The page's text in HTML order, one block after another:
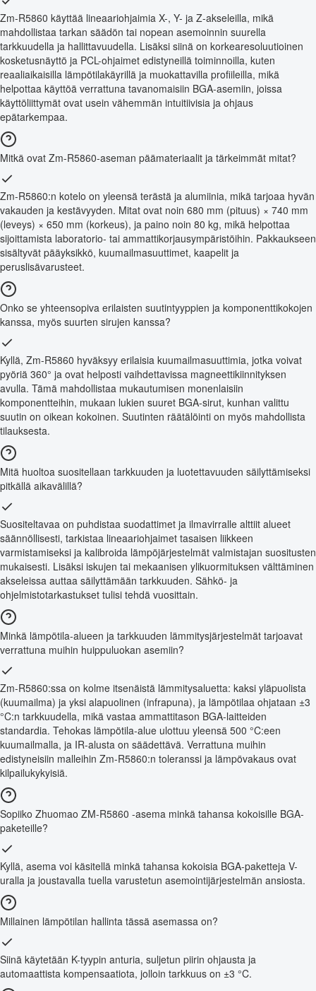
Zm-R5860 käyttää lineaariohjaimia X-, Y- ja Z-akseleilla, mikä
mahdollistaa tarkan säädön tai nopean asemoinnin suurella
tarkkuudella ja hallittavuudella. Lisäksi siinä on korkearesoluutioinen
kosketusnäyttö ja PCL-ohjaimet edistyneillä toiminnoilla, kuten
reaaliaikaisilla lämpötilakäyrillä ja muokattavilla profiileilla, mikä
helpottaa käyttöä verrattuna tavanomaisiin BGA-asemiin, joissa
käyttöliittymät ovat usein vähemmän intuitiivisia ja ohjaus
epätarkempaa.
Mitkä ovat Zm-R5860-aseman päämateriaalit ja tärkeimmät mitat?
Zm-R5860:n kotelo on yleensä terästä ja alumiinia, mikä tarjoaa hyvän
vakauden ja kestävyyden. Mitat ovat noin 680 mm (pituus) × 740 mm
(leveys) × 650 mm (korkeus), ja paino noin 80 kg, mikä helpottaa
sijoittamista laboratorio- tai ammattikorjausympäristöihin. Pakkaukseen
sisältyvät pääyksikkö, kuumailmasuuttimet, kaapelit ja
peruslisävarusteet.
Onko se yhteensopiva erilaisten suutintyyppien ja komponenttikokojen
kanssa, myös suurten sirujen kanssa?
Kyllä, Zm-R5860 hyväksyy erilaisia kuumailmasuuttimia, jotka voivat
pyöriä 360° ja ovat helposti vaihdettavissa magneettikiinnityksen
avulla. Tämä mahdollistaa mukautumisen monenlaisiin
komponentteihin, mukaan lukien suuret BGA-sirut, kunhan valittu
suutin on oikean kokoinen. Suutinten räätälöinti on myös mahdollista
tilauksesta.
Mitä huoltoa suositellaan tarkkuuden ja luotettavuuden säilyttämiseksi
pitkällä aikavälillä?
Suositeltavaa on puhdistaa suodattimet ja ilmavirralle alttiit alueet
säännöllisesti, tarkistaa lineaariohjaimet tasaisen liikkeen
varmistamiseksi ja kalibroida lämpöjärjestelmät valmistajan suositusten
mukaisesti. Lisäksi iskujen tai mekaanisen ylikuormituksen välttäminen
akseleissa auttaa säilyttämään tarkkuuden. Sähkö- ja
ohjelmistotarkastukset tulisi tehdä vuosittain.
Minkä lämpötila-alueen ja tarkkuuden lämmitysjärjestelmät tarjoavat
verrattuna muihin huippuluokan asemiin?
Zm-R5860:ssa on kolme itsenäistä lämmitysaluetta: kaksi yläpuolista
(kuumailma) ja yksi alapuolinen (infrapuna), ja lämpötilaa ohjataan ±3
°C:n tarkkuudella, mikä vastaa ammattitason BGA-laitteiden
standardia. Tehokas lämpötila-alue ulottuu yleensä 500 °C:een
kuumailmalla, ja IR-alusta on säädettävä. Verrattuna muihin
edistyneisiin malleihin Zm-R5860:n toleranssi ja lämpövakaus ovat
kilpailukykyisiä.
Sopiiko Zhuomao ZM-R5860 -asema minkä tahansa kokoisille BGA-
paketeille?
Kyllä, asema voi käsitellä minkä tahansa kokoisia BGA-paketteja V-
uralla ja joustavalla tuella varustetun asemointijärjestelmän ansiosta.
Millainen lämpötilan hallinta tässä asemassa on?
Siinä käytetään K-tyypin anturia, suljetun piirin ohjausta ja
automaattista kompensaatiota, jolloin tarkkuus on ±3 °C.